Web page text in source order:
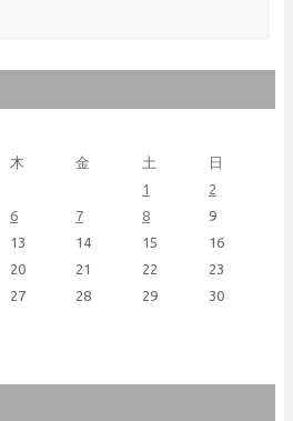
木 金 土 日
1
2
6 7 8
9
13 14 15
16
20 21 22
23
27 28 29
30